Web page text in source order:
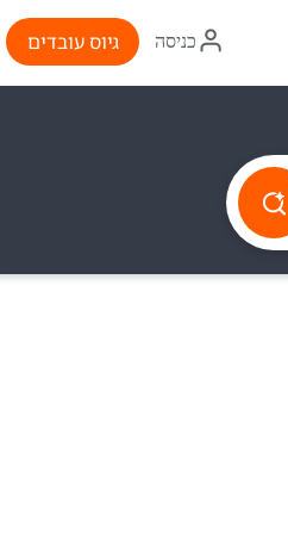
איקון
התחברות
כניסה גיוס עובדים